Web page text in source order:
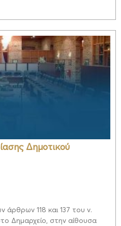
Δημοτικού
άρθρων 118 και 137 του ν.
Δημαρχείο, στην αίθουσα